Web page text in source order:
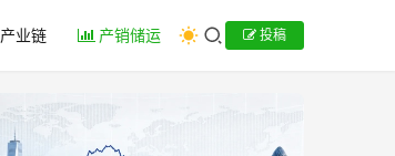
产业链 产销储运 投稿